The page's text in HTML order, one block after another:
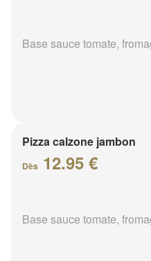
Base sauce tomate,
Pizza calzone jambon
Dès 12.95 €
Base sauce tomate,